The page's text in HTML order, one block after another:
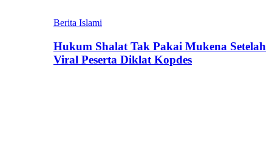
Berita Islami
Hukum Shalat Tak Pakai Mukena Setelah
Viral Peserta Diklat Kopdes